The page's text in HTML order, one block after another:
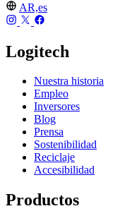
AR,es
Logitech
Nuestra historia
Empleo
Inversores
Blog
Prensa
Sostenibilidad
Reciclaje
Accesibilidad
Productos